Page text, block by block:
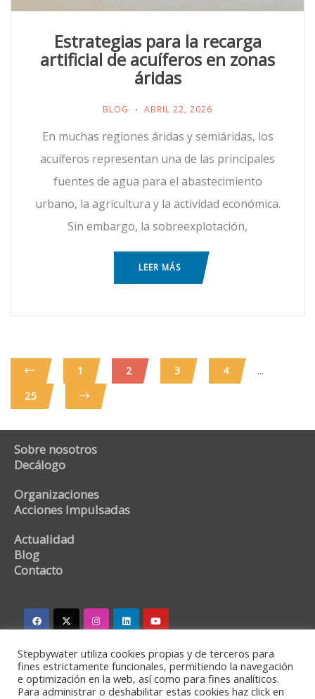
Estrategias para la recarga
artificial de acuíferos en zonas
áridas
BLOG ABRIL 22, 2026
En muchas regiones áridas y semiáridas, los
acuíferos representan una de las principales
fuentes de agua para el abastecimiento
urbano, la agricultura y la actividad económica.
Sin embargo, la sobreexplotación,
LEER MÁS
1 2 3 4 ...
25
Sobre nosotros
Decálogo
Organizaciones
Acciones Impulsadas
Actualidad
Blog
Contacto
stepbywater@stepbywater.com
+34 682366973
Stepbywater utiliza cookies propias y de terceros para
fines estrictamente funcionales, permitiendo la navegación
e optimización en la web, así como para fines analíticos.
Para administrar o deshabilitar estas cookies haz click en